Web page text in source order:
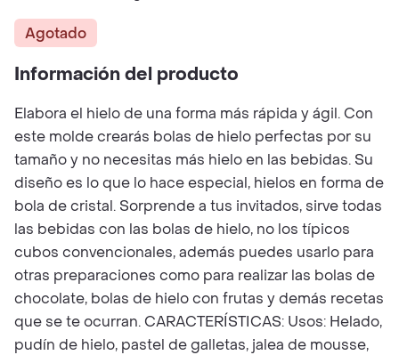
Agotado
Información del producto
Elabora el hielo de una forma más rápida y ágil. Con
este molde crearás bolas de hielo perfectas por su
tamaño y no necesitas más hielo en las bebidas. Su
diseño es lo que lo hace especial, hielos en forma de
bola de cristal. Sorprende a tus invitados, sirve todas
las bebidas con las bolas de hielo, no los típicos
cubos convencionales, además puedes usarlo para
otras preparaciones como para realizar las bolas de
chocolate, bolas de hielo con frutas y demás recetas
que se te ocurran. CARACTERÍSTICAS: Usos: Helado,
pudín de hielo, pastel de galletas, jalea de mousse,